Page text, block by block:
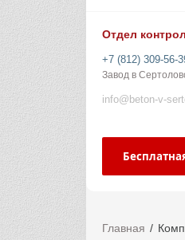
Отдел
+7 (812) 309-56-
Завод в
info@beton-v-
Главная